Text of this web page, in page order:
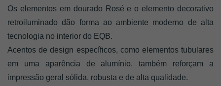
Os elementos em dourado Rosé e o elemento decorativo
retroiluminado dão forma ao ambiente moderno de alta
tecnologia no interior do EQB.
Acentos de design específicos, como elementos tubulares
em uma aparência de alumínio, também reforçam a
impressão geral sólida, robusta e de alta qualidade.